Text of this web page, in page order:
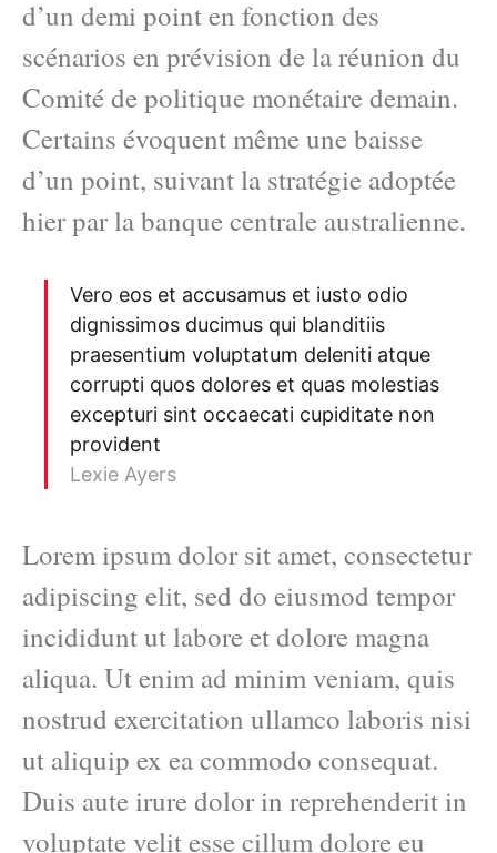
d’un demi point en fonction des
scénarios en prévision de la réunion du
Comité de politique monétaire demain.
Certains évoquent même une baisse
d’un point, suivant la stratégie adoptée
hier par la banque centrale australienne.
Vero eos et accusamus et iusto odio
dignissimos ducimus qui blanditiis
praesentium voluptatum deleniti atque
corrupti quos dolores et quas molestias
excepturi sint occaecati cupiditate non
provident
Lexie Ayers
Lorem ipsum dolor sit amet, consectetur
adipiscing elit, sed do eiusmod tempor
incididunt ut labore et dolore magna
aliqua. Ut enim ad minim veniam, quis
nostrud exercitation ullamco laboris nisi
ut aliquip ex ea commodo consequat.
Duis aute irure dolor in reprehenderit in
voluptate velit esse cillum dolore eu